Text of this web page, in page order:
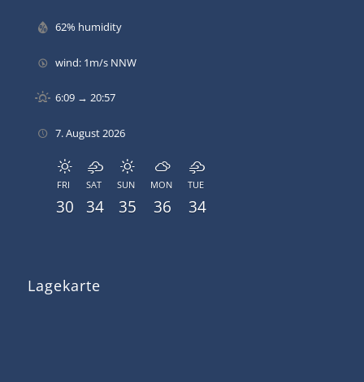
62% humidity
wind: 1m/s NNW
6:09 → 20:57
7. August 2026
FRI
30
SAT
34
SUN
35
MON
36
TUE
34
Lagekarte